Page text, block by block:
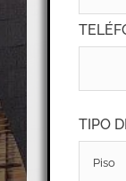
TIPO